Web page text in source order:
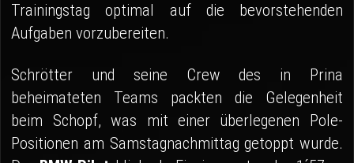
Trainingstag optimal auf die bevorstehenden
Aufgaben vorzubereiten.
Schrötter und seine Crew des in Prina
beheimateten Teams packten die Gelegenheit
beim Schopf, was mit einer überlegenen Pole-
Positionen am Samstagnachmittag getoppt wurde.